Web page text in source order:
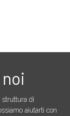
struttura di
aiutarti con